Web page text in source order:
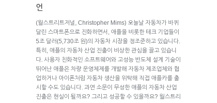
언
(월스트리트저널, Christopher Mims) 오늘날 자동차가 바퀴
달린 스마트폰으로 진화하면서, 애플을 비롯한 테크 기업들이
5조 달러(5,730조 원)의 자동차 시장을 정조준하고 있습니다.
특히, 애플의 자동차 산업 진출이 비상한 관심을 끌고 있습니
다. 사용자 친화적인 소프트웨어와 고성능 반도체 설계 기술이
뛰어난 애플은 차량 운영체제를 개발해 자동차 제조업체와 협
업하거나 아이폰처럼 자동차 생산을 위탁해 직접 애플카를 출
시할 수도 있습니다. 과연 소문이 무성한 애플의 자동차 산업
진출은 현실이 될까요? 그리고 성공할 수 있을까요? 월스트리